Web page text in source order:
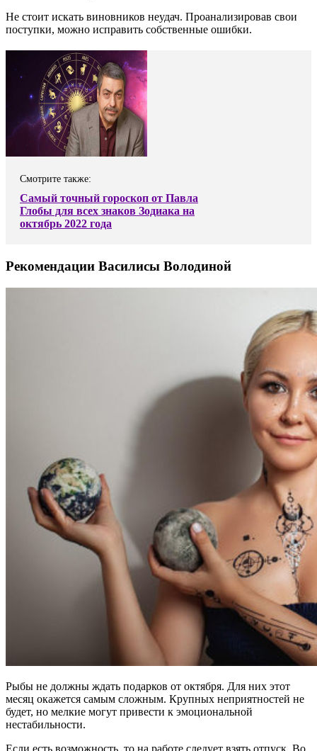
Не стоит искать виновников неудач. Проанализировав свои
поступки, можно исправить собственные ошибки.
Смотрите также:
Самый точный гороскоп от Павла
Глобы для всех знаков Зодиака на
октябрь 2022 года
Рекомендации Василисы Володиной
Рыбы не должны ждать подарков от октября. Для них этот
месяц окажется самым сложным. Крупных неприятностей не
будет, но мелкие могут привести к эмоциональной
нестабильности.